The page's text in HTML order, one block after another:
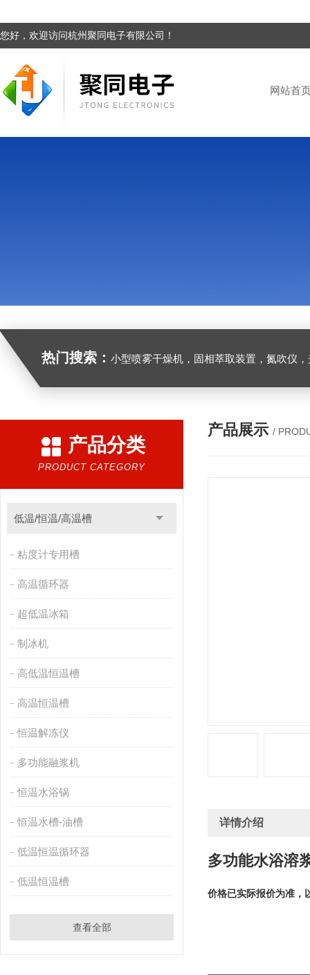
您好，欢迎访问杭州聚同电子有限公司！
网站首
热门搜索： 小型喷雾干燥机，固相萃取装置，氮吹仪，光化学反应仪，低温恒温槽，超声波细胞
产品分类
PRODUCT CATEGORY
低温/恒温/高温槽
粘度计专用槽
高温循环器
超低温冰箱
制冰机
高低温恒温槽
高温恒温槽
恒温解冻仪
多功能融浆机
恒温水浴锅
恒温水槽-油槽
低温恒温循环器
低温恒温槽
查看全部
产品展示 /
详情介绍
多功能水浴溶
价格已实际报价为准，